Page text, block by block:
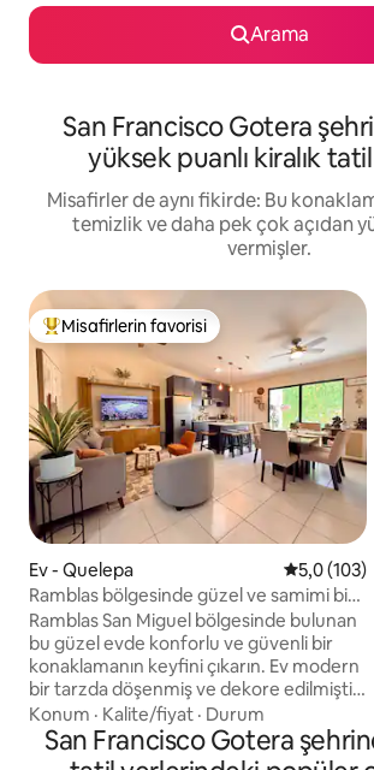
Arama
San Francisco Gotera
yüksek puanlı kiralık
Misafirler de aynı fikirde: Bu
temizlik ve daha pek çok açıdan
vermişler.
Misafirlerin favorilerinden en beğenilenler
Misafirlerin favorisi
Ev - Quelepa 55,0 (103)
Ramblas bölgesinde güzel ve samimi bir
ev, San Miguel
Ramblas San Miguel bölgesinde bulunan
bu güzel evde konforlu ve güvenli bir
konaklamanın keyfini çıkarın. Ev modern
bir tarzda döşenmiş ve dekore edilmiştir;
aileler, çiftler veya iş için seyahat edenler
için idealdir. Ramblas Alışveriş Merkezi'ne
sadece 3 dakika, şehir merkezine ve
Konum · Kalite/fiyat · Durum
San Francisco Gotera